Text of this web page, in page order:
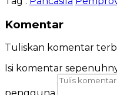
Komentar
Tuliskan komentar
Isi komentar